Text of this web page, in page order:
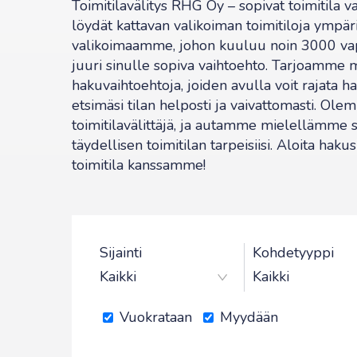
Toimitilavälitys RHG Oy – sopivat toimitila
löydät kattavan valikoiman toimitiloja
valikoimaamme, johon kuuluu noin 3000
juuri sinulle sopiva vaihtoehto. Tarjoamme
hakuvaihtoehtoja, joiden avulla voit rajata
etsimäsi tilan helposti ja vaivattomasti.
toimitilavälittäjä, ja autamme mielellämme
täydellisen toimitilan tarpeisiisi. Aloita
toimitila kanssamme!
Sijainti Kohdetyyppi
Vuokrataan Myydään